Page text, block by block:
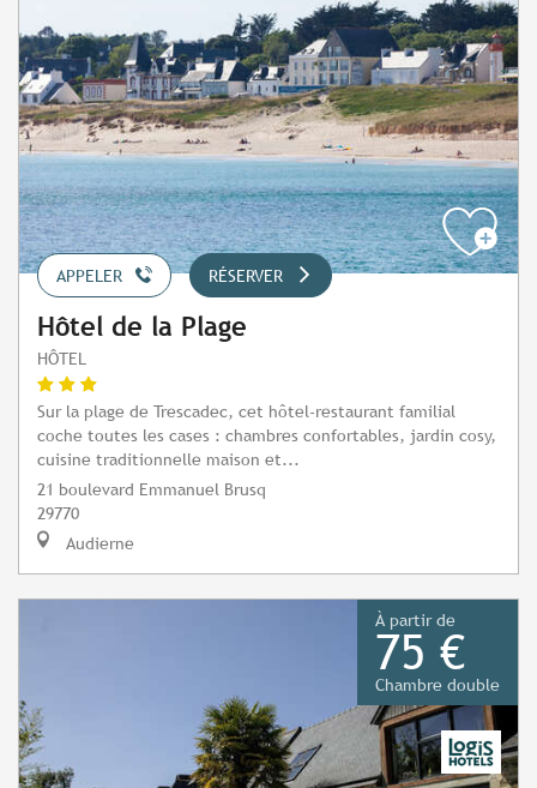
APPELER RÉSERVER
Hôtel de la Plage
HÔTEL
Sur la plage de Trescadec, cet hôtel-restaurant familial
coche toutes les cases : chambres confortables, jardin cosy,
cuisine traditionnelle maison et...
21 boulevard Emmanuel Brusq
29770
Audierne
À partir de
75 €
Chambre double